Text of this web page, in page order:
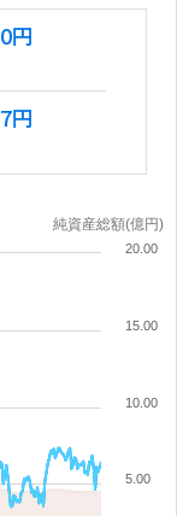
円
円
純資産総額(億円)
5.00
10.00
15.00
20.00